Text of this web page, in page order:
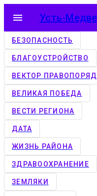
menu Усть-
БЕЗОПАСНОСТЬ
БЛАГОУСТРОЙСТВО
ВЕКТОР
ВЕЛИКАЯ ПОБЕДА
ВЕСТИ РЕГИОНА
ДАТА
ЖИЗНЬ РАЙОНА
ЗДРАВООХРАНЕНИЕ
ЗЕМЛЯКИ